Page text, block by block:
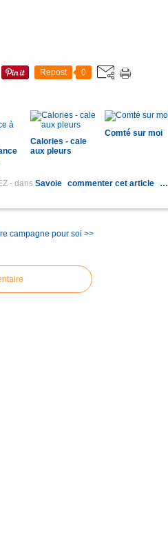
Repost 0
Calories - cale
aux pleurs
Comté sur moi
- dans Savoie commenter cet article …
campagne pour soi >>